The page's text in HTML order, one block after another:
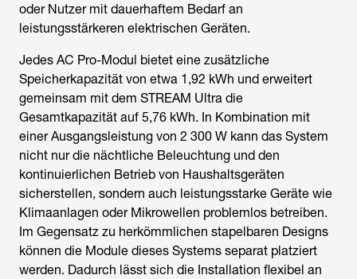
oder Nutzer mit dauerhaftem Bedarf an
leistungsstärkeren elektrischen Geräten.
Jedes AC Pro-Modul bietet eine zusätzliche
Speicherkapazität von etwa 1,92 kWh und erweitert
gemeinsam mit dem STREAM Ultra die
Gesamtkapazität auf 5,76 kWh. In Kombination mit
einer Ausgangsleistung von 2 300 W kann das System
nicht nur die nächtliche Beleuchtung und den
kontinuierlichen Betrieb von Haushaltsgeräten
sicherstellen, sondern auch leistungsstarke Geräte wie
Klimaanlagen oder Mikrowellen problemlos betreiben.
Im Gegensatz zu herkömmlichen stapelbaren Designs
können die Module dieses Systems separat platziert
werden. Dadurch lässt sich die Installation flexibel an